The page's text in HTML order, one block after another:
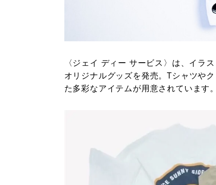
〈ジェイ ディー サービス〉は、イラ
オリジナルグッズを発売。Tシャツや
た多彩なアイテムが用意されています。